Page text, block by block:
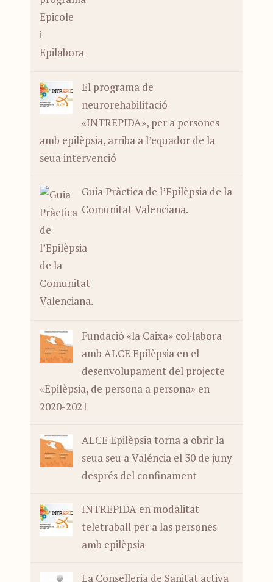
El programa de
neurorehabilitació
«INTREPIDA», per a persones
amb epilèpsia, arriba a l’equador de la
seua intervenció
Guia Pràctica de l’Epilèpsia de la
Comunitat Valenciana.
Fundació «la Caixa» col·labora
amb ALCE Epilèpsia en el
desenvolupament del projecte
«Epilèpsia, de persona a persona» en
2020-2021
ALCE Epilèpsia torna a obrir la
seua seu a Valéncia el 30 de juny
després del confinament
INTREPIDA en modalitat
teletraball per a las persones
amb epilèpsia
La Conselleria de Sanitat activa